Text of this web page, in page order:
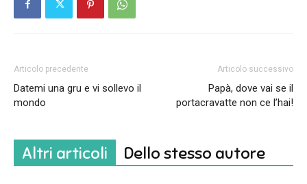
Articolo precedente
Datemi una gru e vi sollevo il
mondo
Articolo successivo
Papà, dove vai se il
portacravatte non ce l’hai!
Altri articoli Dello stesso autore